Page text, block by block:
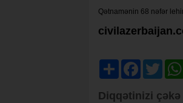
Qətnamənin 68 nəfər
Share FacebookTwitter
Diqqətinizi